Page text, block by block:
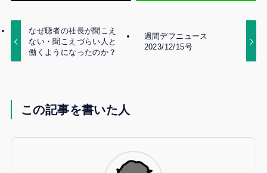
なぜ聴者の社長が聞こえ
ない・聞こえづらい人と
働くようになったのか？
週間デフニュース
2023/12/15号
この記事を書いた人